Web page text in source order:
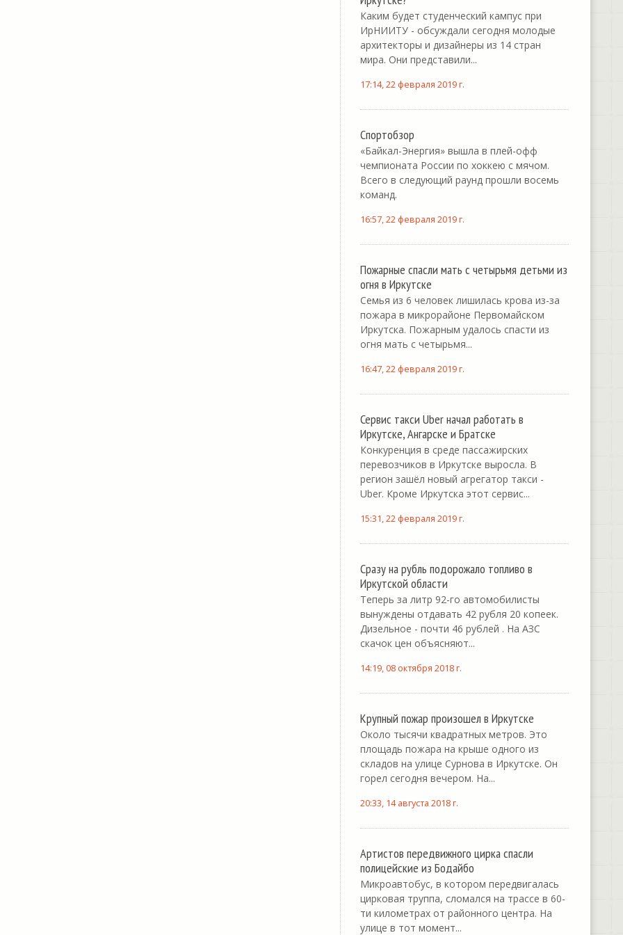
Каким будет студенческий кампус при
ИрНИИТУ - обсуждали сегодня молодые
архитекторы и дизайнеры из 14 стран
мира. Они представили...
17:14, 22 февраля 2019 г.
Спортобзор
«Байкал-Энергия» вышла в плей-офф
чемпионата России по хоккею с мячом.
Всего в следующий раунд прошли восемь
команд.
16:57, 22 февраля 2019 г.
Пожарные спасли мать с четырьмя детьми из
огня в Иркутске
Семья из 6 человек лишилась крова из-за
пожара в микрорайоне Первомайском
Иркутска. Пожарным удалось спасти из
огня мать с четырьмя...
16:47, 22 февраля 2019 г.
Сервис такси Uber начал работать в
Иркутске, Ангарске и Братске
Конкуренция в среде пассажирских
перевозчиков в Иркутске выросла. В
регион зашёл новый агрегатор такси -
Uber. Кроме Иркутска этот сервис...
15:31, 22 февраля 2019 г.
Сразу на рубль подорожало топливо в
Иркутской области
Теперь за литр 92-го автомобилисты
вынуждены отдавать 42 рубля 20 копеек.
Дизельное - почти 46 рублей . На АЗС
скачок цен объясняют...
14:19, 08 октября 2018 г.
Крупный пожар произошел в Иркутске
Около тысячи квадратных метров. Это
площадь пожара на крыше одного из
складов на улице Сурнова в Иркутске. Он
горел сегодня вечером. На...
20:33, 14 августа 2018 г.
Артистов передвижного цирка спасли
полицейские из Бодайбо
Микроавтобус, в котором передвигалась
цирковая труппа, сломался на трассе в 60-
ти километрах от районного центра. На
улице в тот момент...